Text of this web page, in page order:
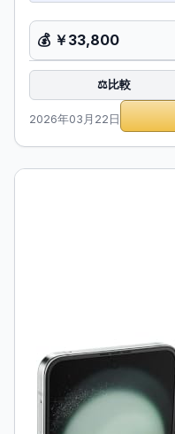
💰 ￥33,800
⚖️比較
2026年03月22日